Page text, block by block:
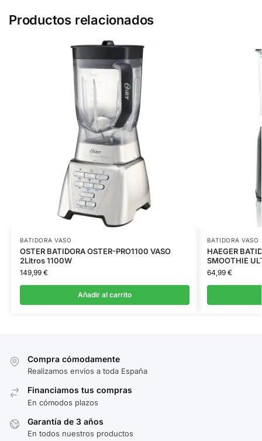
Productos relacionados
BATIDORA VASO
OSTER BATIDORA OSTER-PRO1100 VASO
2Litros 1100W
149,99 €
Añadir al carrito
BATIDORA VASO
HAEGER
SMOOTHIE
64,99 €
Compra cómodamente
Realizamos envíos a toda España
Financiamos tus compras
En cómodos plazos
Garantía de 3 años
En todos nuestros productos